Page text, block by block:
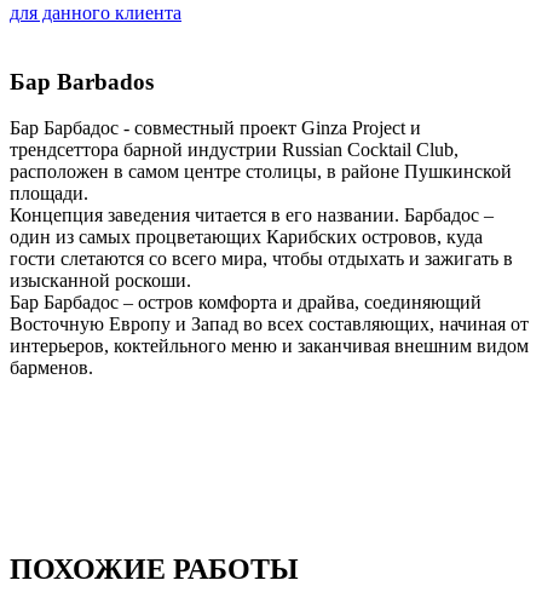
для данного клиента
Бар Barbados
Бар Барбадос - совместный проект Ginza Project и
трендсеттора барной индустрии Russian Cocktail Club,
расположен в самом центре столицы, в районе Пушкинской
площади.
Концепция заведения читается в его названии. Барбадос –
один из самых процветающих Карибских островов, куда
гости слетаются со всего мира, чтобы отдыхать и зажигать в
изысканной роскоши.
Бар Барбадос – остров комфорта и драйва, соединяющий
Восточную Европу и Запад во всех составляющих, начиная от
интерьеров, коктейльного меню и заканчивая внешним видом
барменов.
ПОХОЖИЕ РАБОТЫ